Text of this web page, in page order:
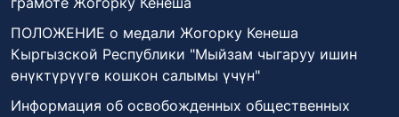
ПОЛОЖЕНИЕ о медали Жогорку Кенеша
Кыргызской Республики "Мыйзам чыгаруу ишин
өнүктүрүүгө кошкон салымы үчүн"
Информация об освобожденных общественных